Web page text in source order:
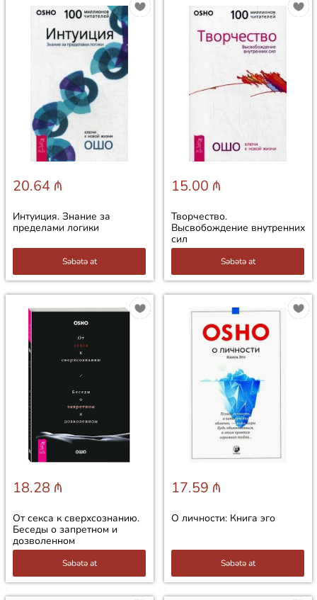
20.64 ₼
Интуиция. Знание за
пределами логики
Səbətə at
15.00 ₼
Творчество.
Высвобождение внутренних
сил
Səbətə at
18.28 ₼
От секса к сверхсознанию.
Беседы о запретном и
дозволенном
Səbətə at
17.59 ₼
О личности: Книга эго
Səbətə at